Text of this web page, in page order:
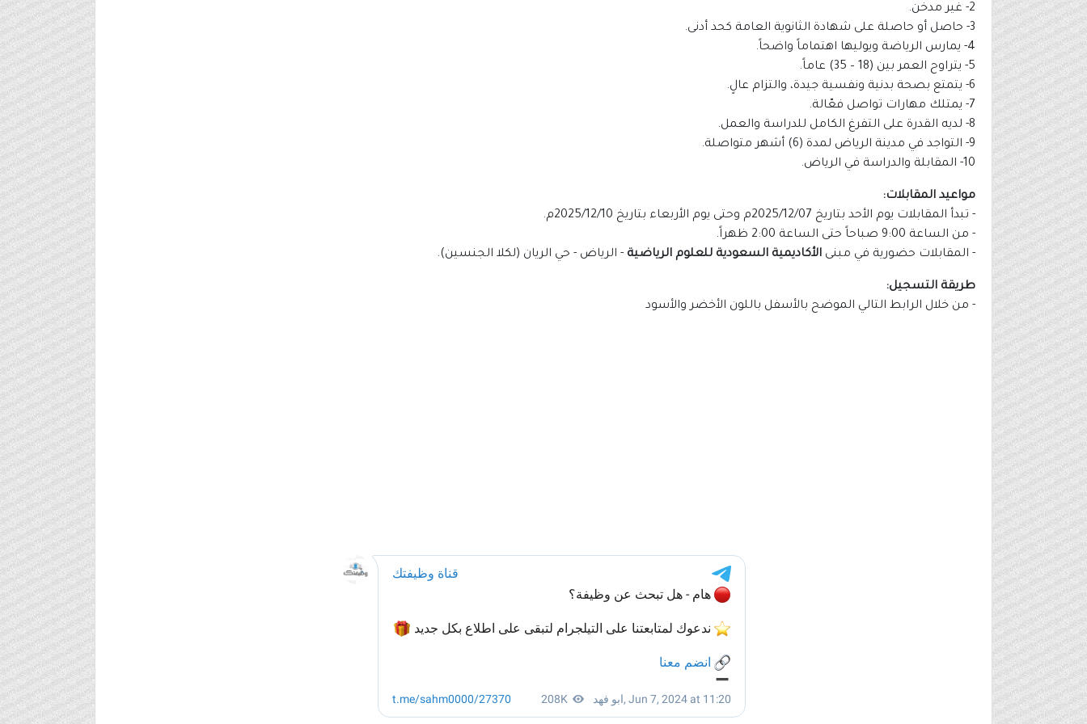
2- غير مدخن.
3- حاصل أو حاصلة على شهادة الثانوية العامة كحد أدنى.
4- يمارس الرياضة ويوليها اهتماماً واضحاً.
5- يتراوح العمر بين (18 – 35) عاماً.
6- يتمتع بصحة بدنية ونفسية جيدة، والتزام عالٍ.
7- يمتلك مهارات تواصل فعّالة.
8- لديه القدرة على التفرغ الكامل للدراسة والعمل.
9- التواجد في مدينة الرياض لمدة (6) أشهر متواصلة.
10- المقابلة والدراسة في الرياض.
مواعيد المقابلات:
- تبدأ المقابلات يوم الأحد بتاريخ 2025/12/07م وحتى يوم الأربعاء بتاريخ 2025/12/10م.
- من الساعة 9:00 صباحاً حتى الساعة 2:00 ظهراً.
- المقابلات حضورية في مبنى الأكاديمية السعودية للعلوم الرياضية - الرياض - حي الريان (لكلا الجنسين).
طريقة التسجيل:
- من خلال الرابط التالي الموضح بالأسفل باللون الأخضر والأسود